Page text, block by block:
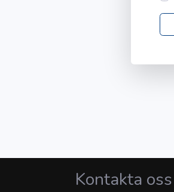
Kontakta oss